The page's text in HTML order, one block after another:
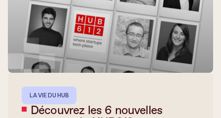
LA VIE DU HUB
Découvrez les 6 nouvelles